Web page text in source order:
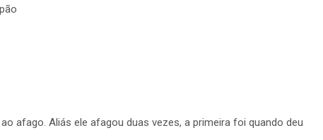
afago. Aliás ele afagou duas vezes, a primeira foi quando deu